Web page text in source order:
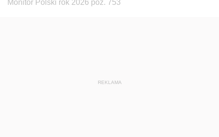
Monitor Polski rok 2026 poz. 753
REKLAMA